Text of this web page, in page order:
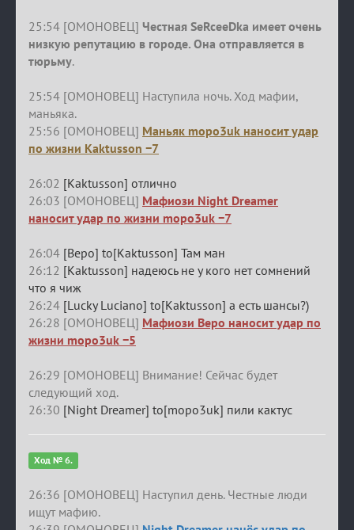
25:54 [ОМОНОВЕЦ] Честная SeRceeDka имеет очень
низкую репутацию в городе. Она отправляется в
тюрьму.
25:54 [ОМОНОВЕЦ] Наступила ночь. Ход мафии,
маньяка.
25:56 [ОМОНОВЕЦ] Маньяк mopo3uk наносит удар
по жизни Kaktusson −7
26:02 [Kaktusson] отлично
26:03 [ОМОНОВЕЦ] Мафиози Night Dreamer
наносит удар по жизни mopo3uk −7
26:04 [Веро] to[Kaktusson] Там ман
26:12 [Kaktusson] надеюсь не у кого нет сомнений
что я чиж
26:24 [Lucky Luciano] to[Kaktusson] а есть шансы?)
26:28 [ОМОНОВЕЦ] Мафиози Веро наносит удар по
жизни mopo3uk −5
26:29 [ОМОНОВЕЦ] Внимание! Сейчас будет
следующий ход.
26:30 [Night Dreamer] to[mopo3uk] пили кактус
Ход № 6.
26:36 [ОМОНОВЕЦ] Наступил день. Честные люди
ищут мафию.